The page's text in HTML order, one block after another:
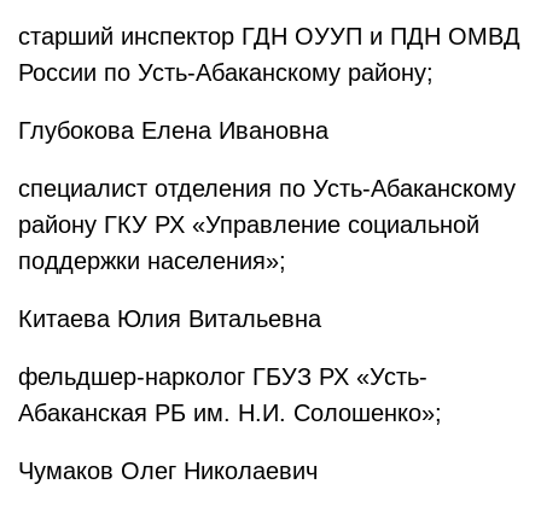
старший инспектор ГДН ОУУП и ПДН ОМВД
России по Усть-Абаканскому району;
Глубокова Елена Ивановна
специалист отделения по Усть-Абаканскому
району ГКУ РХ «Управление социальной
поддержки населения»;
Китаева Юлия Витальевна
фельдшер-нарколог ГБУЗ РХ «Усть-
Абаканская РБ им. Н.И. Солошенко»;
Чумаков Олег Николаевич